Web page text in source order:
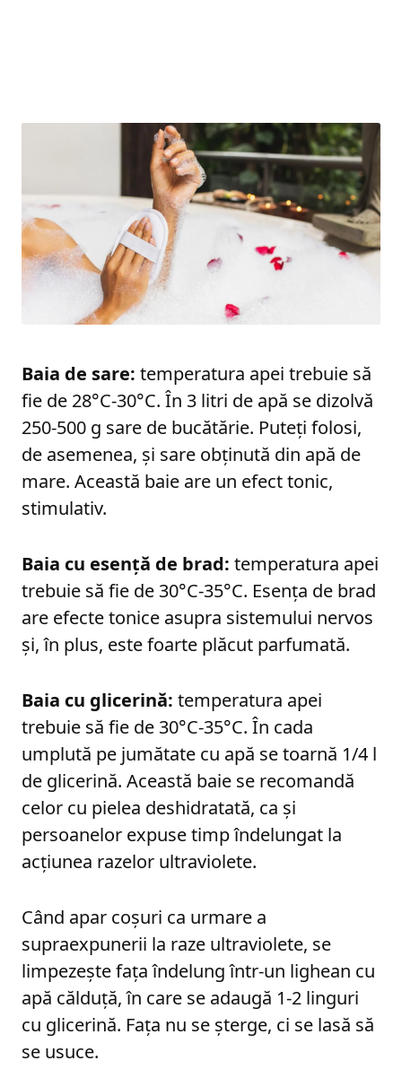
Baia de sare: temperatura apei trebuie să
fie de 28°C-30°C. În 3 litri de apă se dizolvă
250-500 g sare de bucătărie. Puteți folosi,
de asemenea, și sare obținută din apă de
mare. Această baie are un efect tonic,
stimulativ.
Baia cu esență de brad: temperatura apei
trebuie să fie de 30°C-35°C. Esența de brad
are efecte tonice asupra sistemului nervos
și, în plus, este foarte plăcut parfumată.
Baia cu glicerină: temperatura apei
trebuie să fie de 30°C-35°C. În cada
umplută pe jumătate cu apă se toarnă 1/4 l
de glicerină. Această baie se recomandă
celor cu pielea deshidratată, ca și
persoanelor expuse timp îndelungat la
acțiunea razelor ultraviolete.
Când apar coșuri ca urmare a
supraexpunerii la raze ultraviolete, se
limpezește fața îndelung într-un lighean cu
apă călduță, în care se adaugă 1-2 linguri
cu glicerină. Fața nu se șterge, ci se lasă să
se usuce.